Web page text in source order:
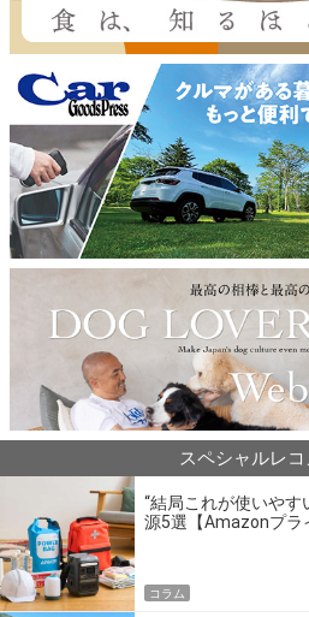
スペシャルレコ
“結局これが使いやす
源5選【Amazonプラ
コラム